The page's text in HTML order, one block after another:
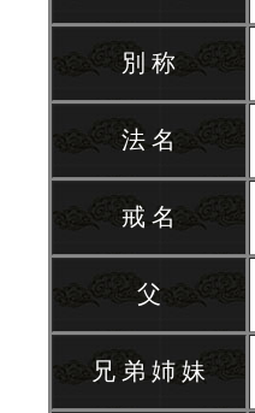
別 称
法 名
戒 名
父
兄 弟 姉 妹